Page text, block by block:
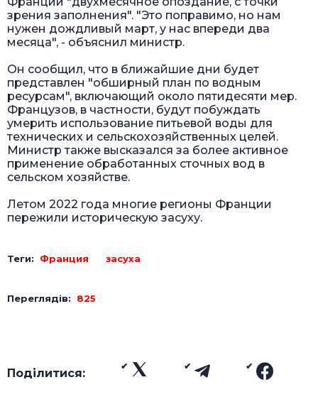
зрения заполнения". "Это поправимо, но нам
нужен дождливый март, у нас впереди два
месяца", - объяснил министр.
Он сообщил, что в ближайшие дни будет
представлен "обширный план по водным
ресурсам", включающий около пятидесяти мер.
Французов, в частности, будут побуждать
умерить использование питьевой воды для
технических и сельскохозяйственных целей.
Министр также высказался за более активное
применение обработанных сточных вод в
сельском хозяйстве.
Летом 2022 года многие регионы Франции
пережили историческую засуху.
Теги: Франция засуха
Переглядів: 825
Поділитися: